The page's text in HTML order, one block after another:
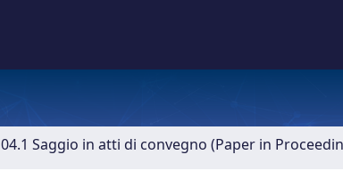
04.1 Saggio in atti di convegno (Paper in